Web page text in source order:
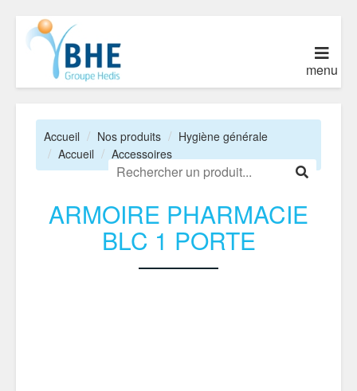
menu
Accueil Nos produits
Hygiène générale
Accueil
Accessoires
ARMOIRE PHARMACIE
BLC 1 PORTE